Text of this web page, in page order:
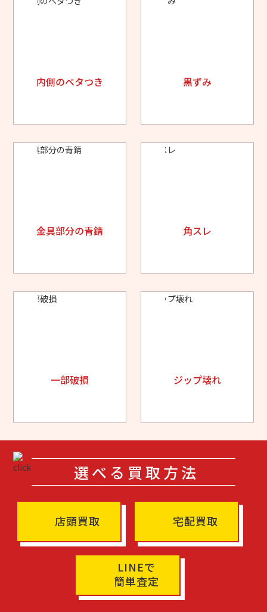
内側のベタつき 黒ずみ
金具部分の青錆 角スレ
一部破損 ジップ壊れ
選べる買取方法
店頭買取 宅配買取
LINEで
簡単査定